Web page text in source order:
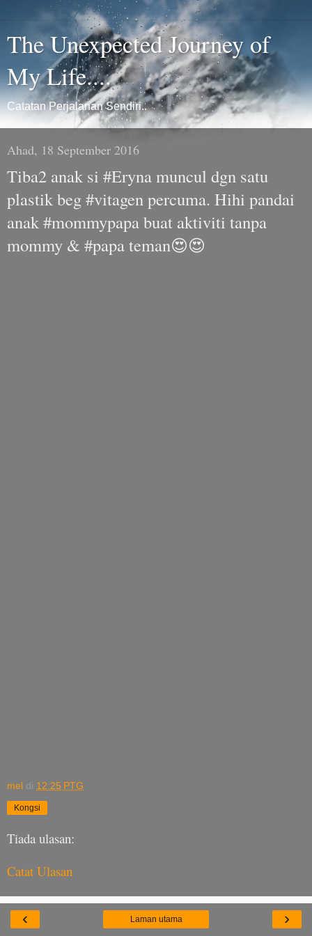
The Unexpected Journey of
My Life....
Catatan Perjalanan Sendiri..
Ahad, 18 September 2016
Tiba2 anak si #Eryna muncul dgn satu
plastik beg #vitagen percuma. Hihi pandai
anak #mommypapa buat aktiviti tanpa
mommy & #papa teman😍😍
mel di 12:25 PTG
Kongsi
Tiada ulasan:
Catat Ulasan
‹ ›
Laman utama